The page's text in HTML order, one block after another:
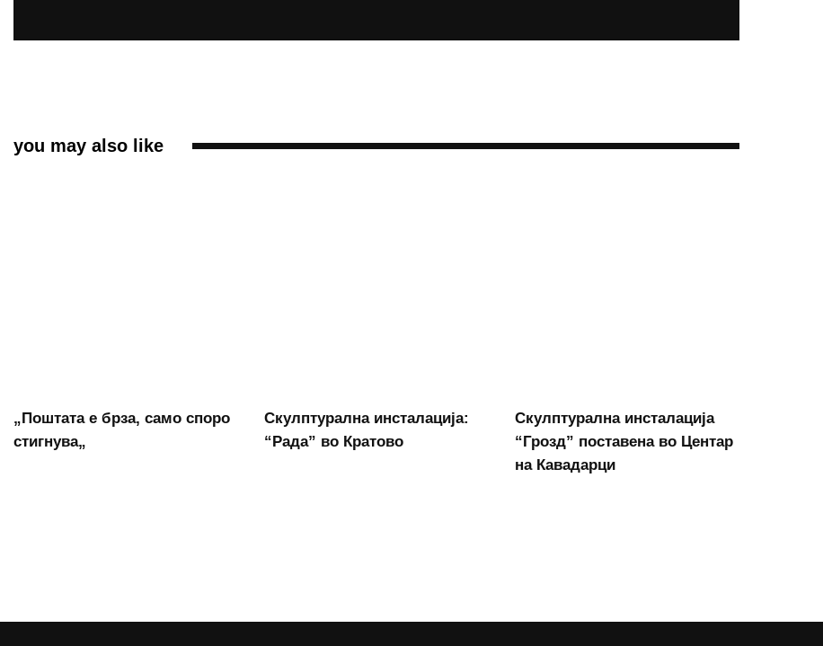
you may also like
„Поштата е брза, само споро
стигнува„
Скулптурална инсталација:
“Рада” во Кратово
Скулптурална инсталација
“Грозд” поставена во Центар
на Кавадарци